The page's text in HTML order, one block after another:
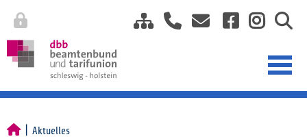
Aktuelles